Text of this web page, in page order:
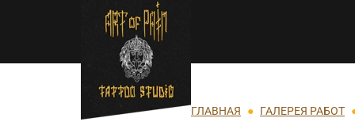
Перейти к основному содержанию
Строка навигации
ГЛАВНАЯ ГАЛЕРЕЯ РАБОТ